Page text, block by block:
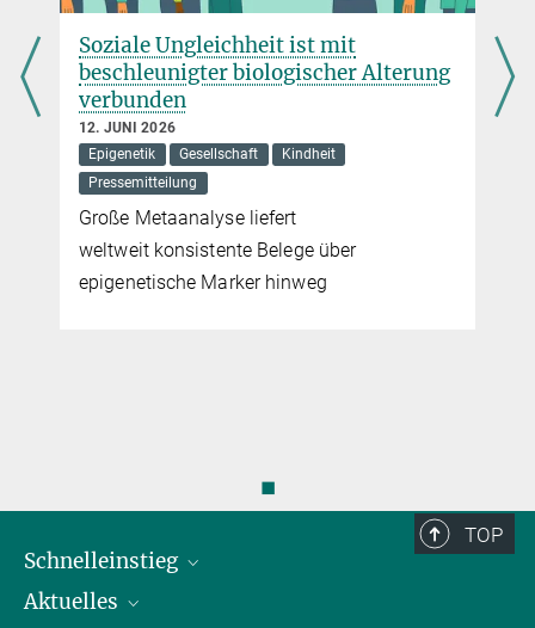
Soziale Ungleichheit ist mit
beschleunigter biologischer Alterung
verbunden
12. JUNI 2026
Epigenetik
Gesellschaft
Kindheit
Pressemitteilung
Große Metaanalyse liefert
weltweit konsistente Belege über
epigenetische Marker hinweg
◼
TOP
Schnelleinstieg
Personen
Aktuelles